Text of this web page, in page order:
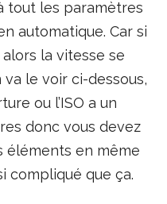
tout les paramètres
automatique. Car si
alors la vitesse se
va le voir ci-dessous,
ou l’ISO a un
donc vous devez
éléments en même
compliqué que ça.